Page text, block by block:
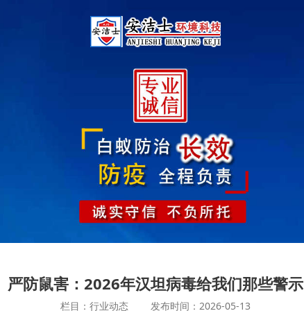
严防鼠害：2026年汉坦病毒给我们那些警示
栏目：行业动态 发布时间：2026-05-13